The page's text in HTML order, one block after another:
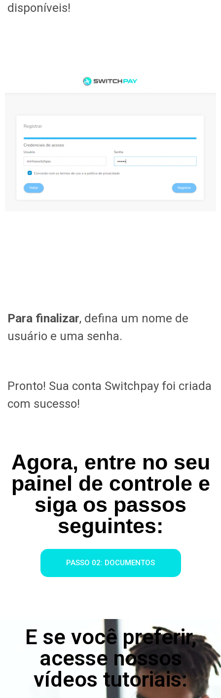
disponíveis!
Para finalizar, defina um nome de
usuário e uma senha.
Pronto! Sua conta Switchpay foi criada
com sucesso!
Agora, entre no seu
painel de controle e
siga os passos
seguintes:
PASSO 02: DOCUMENTOS
E se você preferir,
acesse nossos
vídeos tutoriais: